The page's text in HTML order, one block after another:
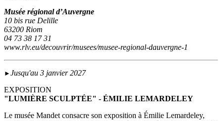
Musée régional d’Auvergne
10 bis rue Delille
63200 Riom
04 73 38 17 31
www.rlv.eu/decouvrir/musees/musee-regional-dauvergne-1
► Jusqu'au 3 janvier 2027
EXPOSITION
"LUMIÈRE SCULPTÉE" - ÉMILIE LEMARDELEY
Le musée Mandet consacre son exposition à Émilie Lemardeley,